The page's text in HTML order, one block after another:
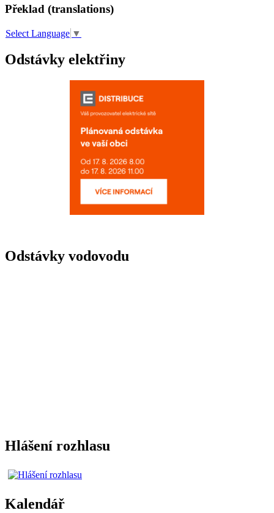
Překlad (translations)
Select Language ▼
Odstávky elektřiny
Odstávky vodovodu
Hlášení rozhlasu
Kalendář